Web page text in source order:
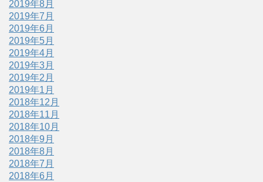
2019年8月
2019年7月
2019年6月
2019年5月
2019年4月
2019年3月
2019年2月
2019年1月
2018年12月
2018年11月
2018年10月
2018年9月
2018年8月
2018年7月
2018年6月